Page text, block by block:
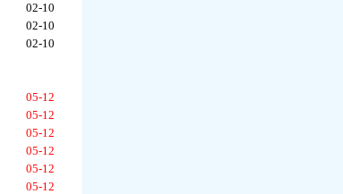
02-10
02-10
02-10
05-12
05-12
05-12
05-12
05-12
05-12